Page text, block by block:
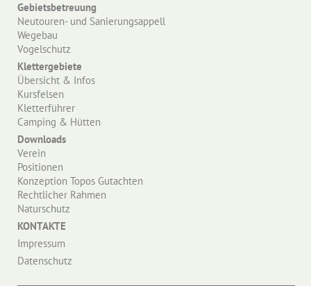
Gebietsbetreuung
Neutouren- und Sanierungsappell
Wegebau
Vogelschutz
Klettergebiete
Übersicht & Infos
Kursfelsen
Kletterführer
Camping & Hütten
Downloads
Verein
Positionen
Konzeption Topos Gutachten
Rechtlicher Rahmen
Naturschutz
KONTAKTE
Impressum
Datenschutz